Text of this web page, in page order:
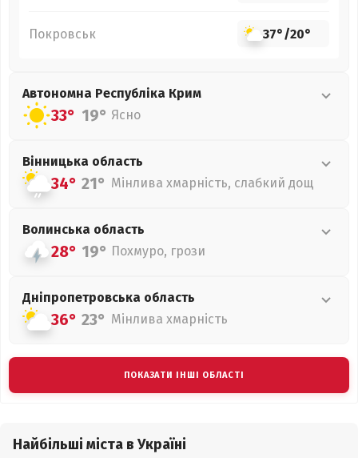
Покровськ 37°/20°
Автономна Республіка Крим
33° 19° Ясно
Вінницька область
34° 21° Мінлива хмарність, слабкий дощ
Волинська область
28° 19° Похмуро, грози
Дніпропетровська область
36° 23° Мінлива хмарність
ПОКАЗАТИ ІНШІ ОБЛАСТІ
Найбільші міста в Україні